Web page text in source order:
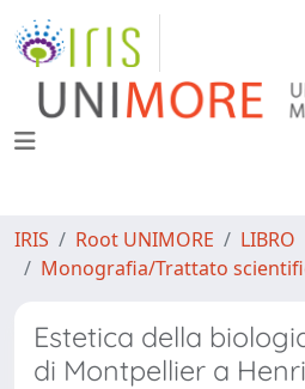
IRIS Root UNIMORE
LIBRO
Monografia/Trattato
Estetica della
di Montpellier a